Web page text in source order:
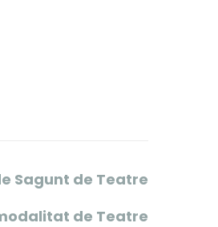
Sagunt de Teatre
de Teatre